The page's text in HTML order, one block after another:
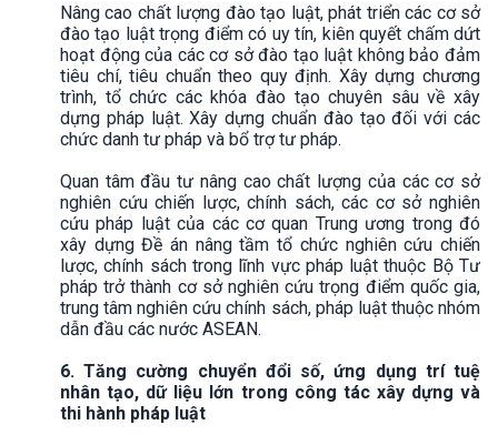
Nâng cao chất lượng đào tạo luật, phát triển các cơ sở
đào tạo luật trọng điểm có uy tín, kiên quyết chấm dứt
hoạt động của các cơ sở đào tạo luật không bảo đảm
tiêu chí, tiêu chuẩn theo quy định. Xây dựng chương
trình, tổ chức các khóa đào tạo chuyên sâu về xây
dựng pháp luật. Xây dựng chuẩn đào tạo đối với các
chức danh tư pháp và bổ trợ tư pháp.
Quan tâm đầu tư nâng cao chất lượng của các cơ sở
nghiên cứu chiến lược, chính sách, các cơ sở nghiên
cứu pháp luật của các cơ quan Trung ương trong đó
xây dựng Đề án nâng tầm tổ chức nghiên cứu chiến
lược, chính sách trong lĩnh vực pháp luật thuộc Bộ Tư
pháp trở thành cơ sở nghiên cứu trọng điểm quốc gia,
trung tâm nghiên cứu chính sách, pháp luật thuộc nhóm
dẫn đầu các nước ASEAN.
6. Tăng cường chuyển đổi số, ứng dụng trí tuệ
nhân tạo, dữ liệu lớn trong công tác xây dựng và
thi hành pháp luật